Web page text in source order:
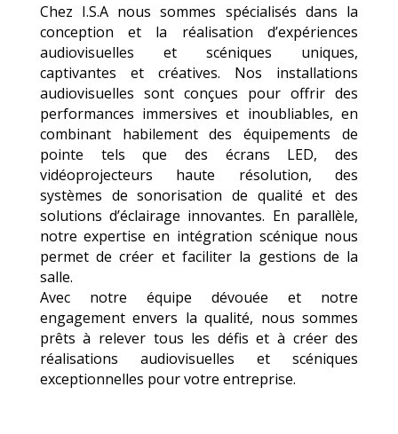
Chez I.S.A nous sommes spécialisés dans la
conception et la réalisation d’expériences
audiovisuelles et scéniques uniques,
captivantes et créatives. Nos installations
audiovisuelles sont conçues pour offrir des
performances immersives et inoubliables, en
combinant habilement des équipements de
pointe tels que des écrans LED, des
vidéoprojecteurs haute résolution, des
systèmes de sonorisation de qualité et des
solutions d’éclairage innovantes. En parallèle,
notre expertise en intégration scénique nous
permet de créer et faciliter la gestions de la
salle.
Avec notre équipe dévouée et notre
engagement envers la qualité, nous sommes
prêts à relever tous les défis et à créer des
réalisations audiovisuelles et scéniques
exceptionnelles pour votre entreprise.